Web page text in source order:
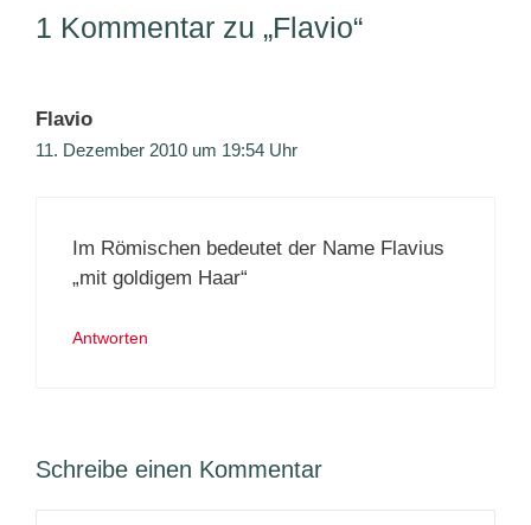
1 Kommentar zu „Flavio“
Flavio
11. Dezember 2010 um 19:54 Uhr
Im Römischen bedeutet der Name Flavius
„mit goldigem Haar“
Antworten
Schreibe einen Kommentar